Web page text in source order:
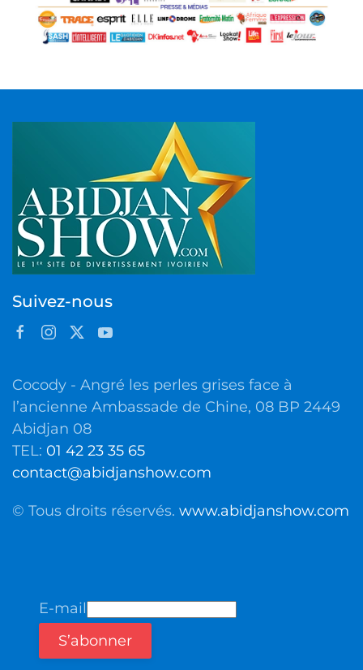
Suivez-nous
Cocody - Angré les perles grises face à
l’ancienne Ambassade de Chine, 08 BP 2449
Abidjan 08
TEL: 01 42 23 35 65
contact@abidjanshow.com
© Tous droits réservés. www.abidjanshow.com
E-mail
S’abonner